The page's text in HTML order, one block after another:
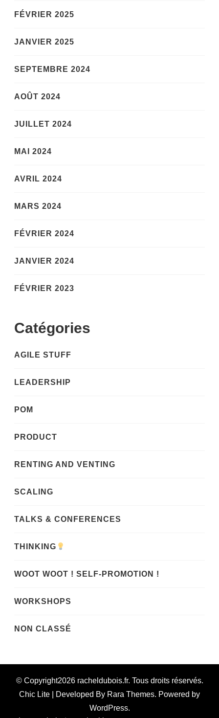
FÉVRIER 2025
JANVIER 2025
SEPTEMBRE 2024
AOÛT 2024
JUILLET 2024
MAI 2024
AVRIL 2024
MARS 2024
FÉVRIER 2024
JANVIER 2024
FÉVRIER 2023
Catégories
AGILE STUFF
LEADERSHIP
POM
PRODUCT
RENTING AND VENTING
SCALING
TALKS & CONFERENCES
THINKING
WOOT WOOT ! SELF-PROMOTION !
WORKSHOPS
NON CLASSÉ
© Copyright2026 racheldubois.fr. Tous droits réservés.
Chic Lite | Developed By Rara Themes. Powered by
WordPress.